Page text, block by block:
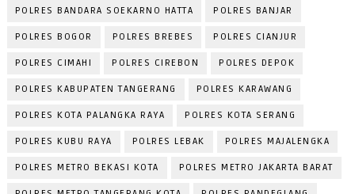
POLRES BANDARA SOEKARNO HATTA POLRES BANJAR
POLRES BOGOR POLRES BREBES POLRES CIANJUR
POLRES CIMAHI POLRES CIREBON POLRES DEPOK
POLRES KABUPATEN TANGERANG POLRES KARAWANG
POLRES KOTA PALANGKA RAYA POLRES KOTA SERANG
POLRES KUBU RAYA POLRES LEBAK POLRES MAJALENGKA
POLRES METRO BEKASI KOTA POLRES METRO JAKARTA BARAT